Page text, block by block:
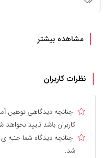
مشاهده بیشتر
نظرات کاربران
چنانچه دیدگاهی توهین
کاربران باشد تایید نخواهد
چنانچه دیدگاه شما جنبه ی
شد.